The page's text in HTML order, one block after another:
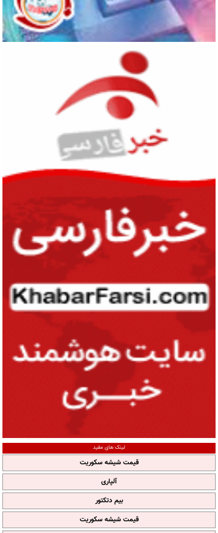
لینک های مفید
قیمت شیشه سکوریت
آلپاری
بیم دتکتور
قیمت شیشه سکوریت